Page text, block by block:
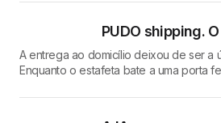
PUDO shipping.
A entrega ao domicílio deixou de ser a
Enquanto o estafeta bate a uma porta